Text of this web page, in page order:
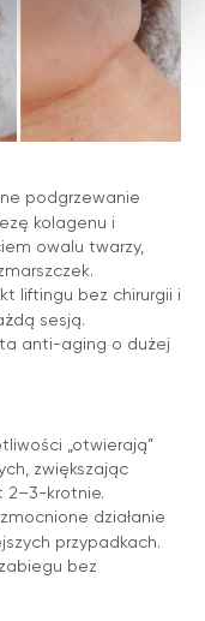
podgrzewanie
kolagenu i
owalu twarzy,
liftingu bez chirurgii i
sesją.
anti-aging o dużej
„otwierają”
zwiększając
2–3-krotnie.
działanie
przypadkach.
bez